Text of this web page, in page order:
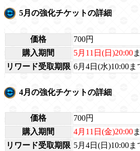
5月の強化チケットの詳細
価格
700円
購入期間
5月11日(日)20:00
リワード受取期限 6月4日(水)10:00ま
4月の強化チケットの詳細
価格
700円
購入期間
4月11日(金)20:00
リワード受取期限 5月4日(日)10:00ま